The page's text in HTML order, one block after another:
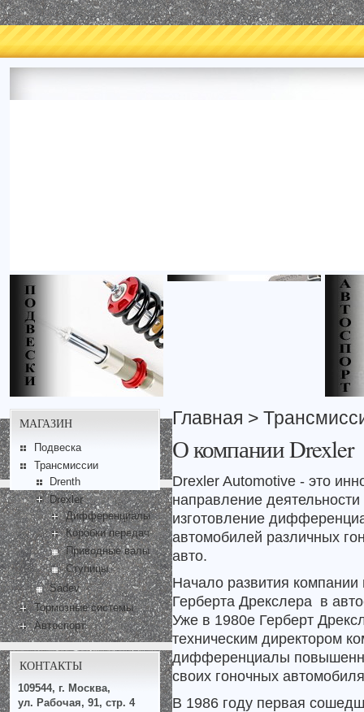
МАГАЗИН
Подвеска
Трансмиссии
Drenth
Drexler
Дифференциалы
Коробки передач
Приводные валы
Ступицы
Sadev
Тормозные системы
Автоспорт
КОНТАКТЫ
109544, г. Москва,
ул. Рабочая, 91, стр. 4
Главная >
О компании Drexler
Drexler Automotive - это
направление
изготовление
автомобилей различных
авто.
Начало развития
Герберта Дрекслера в
Уже в 1980е Герберт
техническим директором
дифференциалы
своих гоночных
В 1986 году первая